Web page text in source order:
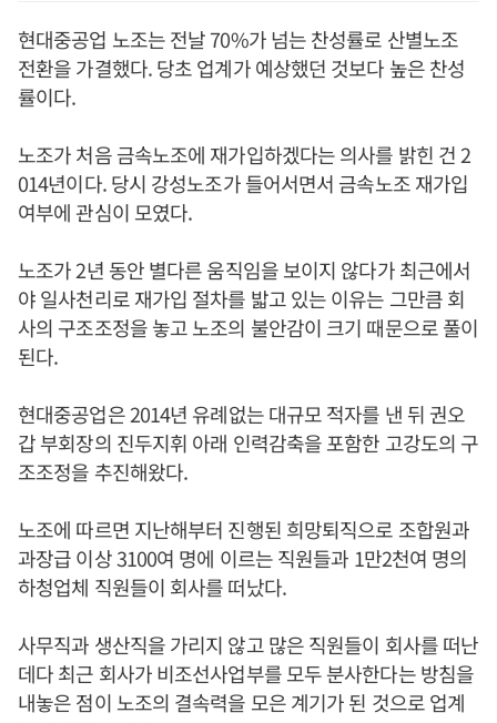
현대중공업 노조는 전날 70%가 넘는 찬성률로 산별노조
전환을 가결했다. 당초 업계가 예상했던 것보다 높은 찬성
률이다.
노조가 처음 금속노조에 재가입하겠다는 의사를 밝힌 건 2
014년이다. 당시 강성노조가 들어서면서 금속노조 재가입
여부에 관심이 모였다.
노조가 2년 동안 별다른 움직임을 보이지 않다가 최근에서
야 일사천리로 재가입 절차를 밟고 있는 이유는 그만큼 회
사의 구조조정을 놓고 노조의 불안감이 크기 때문으로 풀이
된다.
현대중공업은 2014년 유례없는 대규모 적자를 낸 뒤 권오
갑 부회장의 진두지휘 아래 인력감축을 포함한 고강도의 구
조조정을 추진해왔다.
노조에 따르면 지난해부터 진행된 희망퇴직으로 조합원과
과장급 이상 3100여 명에 이르는 직원들과 1만2천여 명의
하청업체 직원들이 회사를 떠났다.
사무직과 생산직을 가리지 않고 많은 직원들이 회사를 떠난
데다 최근 회사가 비조선사업부를 모두 분사한다는 방침을
내놓은 점이 노조의 결속력을 모은 계기가 된 것으로 업계